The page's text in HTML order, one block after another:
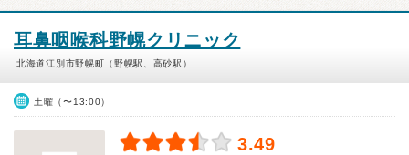
耳鼻咽喉科野幌クリニック
北海道江別市野幌町（野幌駅、高砂駅）
土曜（〜13:00）
3.49